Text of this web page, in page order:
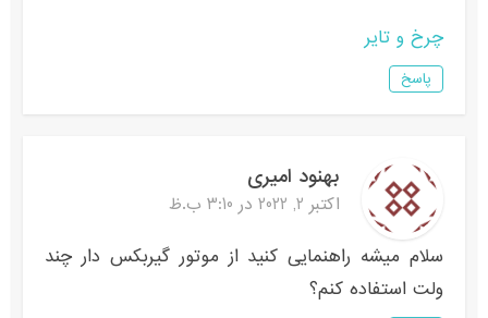
چرخ و تایر
پاسخ
بهنود امیری
اکتبر 2, 2022 در 3:10 ب.ظ
سلام میشه راهنمایی کنید از موتور گیربکس دار چند
ولت استفاده کنم؟